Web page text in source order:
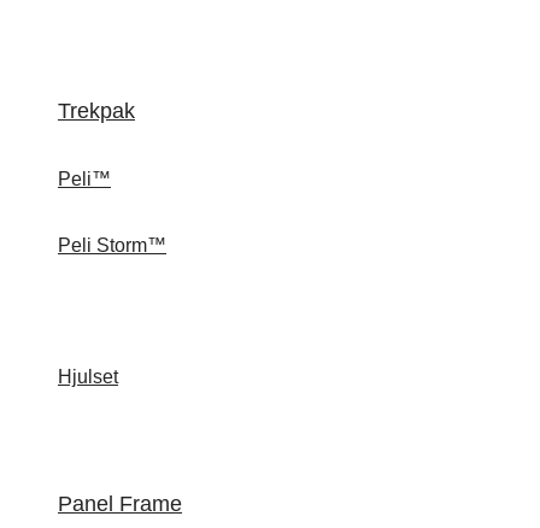
Trekpak
Peli™
Peli Storm™
Hjulset
Panel Frame